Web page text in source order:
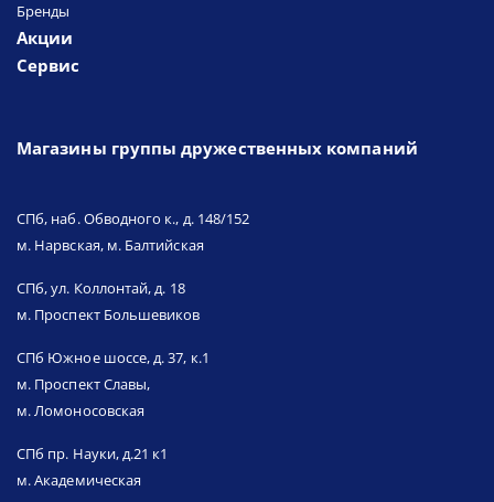
Бренды
Акции
Сервис
Магазины группы дружественных компаний
СПб, наб. Обводного к., д. 148/152
м. Нарвская, м. Балтийская
СПб, ул. Коллонтай, д. 18
м. Проспект Большевиков
СПб Южное шоссе, д. 37, к.1
м. Проспект Славы,
м. Ломоносовская
СПб пр. Науки, д.21 к1
м. Академическая